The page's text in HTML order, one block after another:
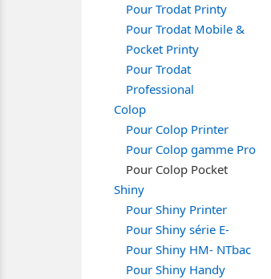
Pour Trodat Printy
Pour Trodat Mobile &
Pocket Printy
Pour Trodat
Professional
Colop
Pour Colop Printer
Pour Colop gamme Pro
Pour Colop Pocket
Shiny
Pour Shiny Printer
Pour Shiny série E-
Pour Shiny HM- NTbac
Pour Shiny Handy